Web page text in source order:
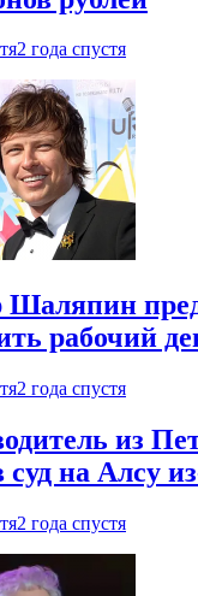
2 года спустя
Шаляпин
рабочий
2 года спустя
из
суд на Алсу
2 года спустя